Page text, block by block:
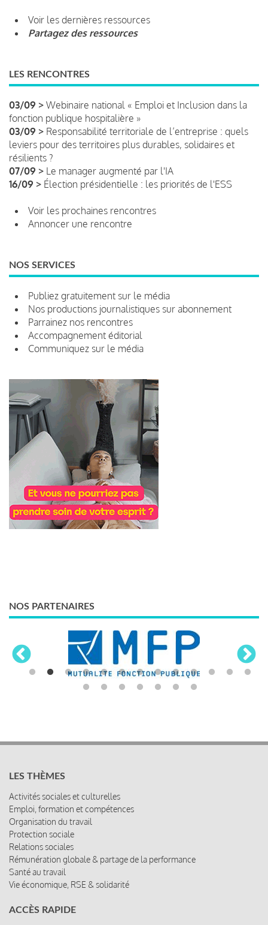
Voir les dernières ressources
Partagez des ressources
LES RENCONTRES
03/09 > Webinaire national « Emploi et Inclusion dans la
fonction publique hospitalière »
03/09 > Responsabilité territoriale de l’entreprise : quels
leviers pour des territoires plus durables, solidaires et
résilients ?
07/09 > Le manager augmenté par l'IA
16/09 > Élection présidentielle : les priorités de l'ESS
Voir les prochaines rencontres
Annoncer une rencontre
NOS SERVICES
Publiez gratuitement sur le média
Nos productions journalistiques sur abonnement
Parrainez nos rencontres
Accompagnement éditorial
Communiquez sur le média
NOS PARTENAIRES
LES THÈMES
Activités sociales et culturelles
Emploi, formation et compétences
Organisation du travail
Protection sociale
Relations sociales
Rémunération globale & partage de la performance
Santé au travail
Vie économique, RSE & solidarité
ACCÈS RAPIDE